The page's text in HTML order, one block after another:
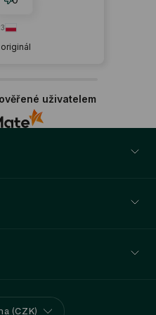
uživatelem
(CZK)